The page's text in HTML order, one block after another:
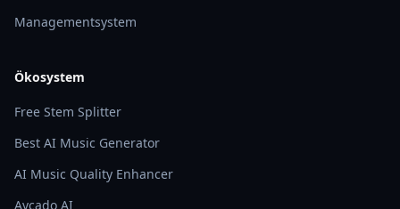
Managementsystem
Ökosystem
Free Stem Splitter
Best AI Music Generator
AI Music Quality Enhancer
Avcado AI